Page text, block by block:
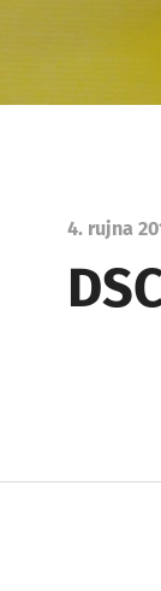
4. rujna